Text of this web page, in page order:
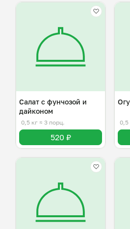
Салат с фунчозой и
дайконом
0,5 кг ≈ 3 порц.
520 ₽
0,5